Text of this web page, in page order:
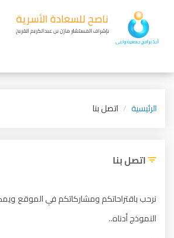
الرئيسية اتصل بنا
اتصل بنا
نرحب باقتراحاتكم ومشاركاتكم في الموقع
النموذج أدناه..